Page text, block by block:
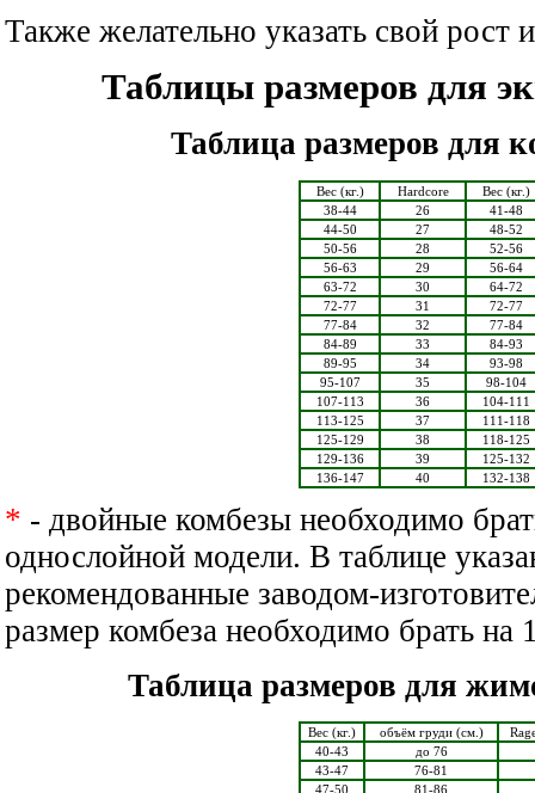
Также желательно указать свой рост
Таблицы размеров для
Таблица размеров для
Вес (кг.) Hardcore
Вес (кг.)
38-44
26
41-48
44-50
27
48-52
50-56
28
52-56
56-63
29
56-64
63-72
30
64-72
72-77
31
72-77
77-84
32
77-84
84-89
33
84-93
89-95
34
93-98
95-107
35
98-104
107-113
36
104-111
113-125
37
111-118
125-129
38
118-125
129-136
39
125-132
136-147
40 132-138
* - двойные комбезы необходимо
однослойной модели. В таблице
рекомендованные заводом-
размер комбеза необходимо брать на
Таблица размеров для
Вес (кг.) объём груди (см.)
40-43
до 76
43-47
76-81
47-50
81-86